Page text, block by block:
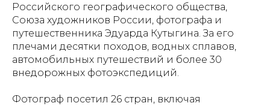
Российского географического общества,
Союза художников России, фотографа и
путешественника Эдуарда Кутыгина. За его
плечами десятки походов, водных сплавов,
автомобильных путешествий и более 30
внедорожных фотоэкспедиций.
Фотограф посетил 26 стран, включая